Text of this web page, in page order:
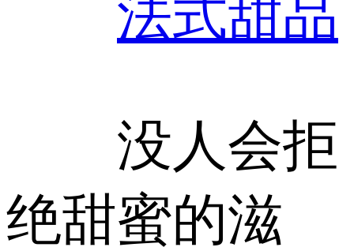
法式甜品
没人会拒
绝甜蜜的滋